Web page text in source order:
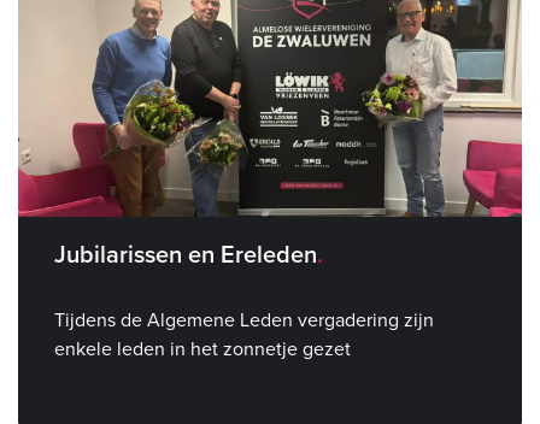
Jubilarissen en Ereleden
Tijdens de Algemene Leden vergadering zijn
enkele leden in het zonnetje gezet